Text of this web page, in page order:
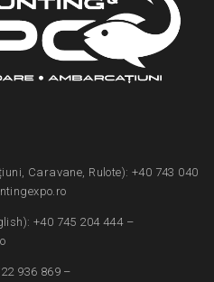
Caravane, Rulote): +40 743 040
+40 745 204 444 –
936 869 –